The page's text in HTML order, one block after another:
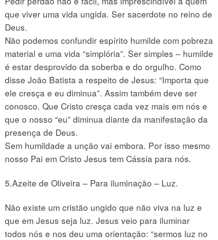
que viver uma vida ungida. Ser sacerdote no reino de
Deus.
Não podemos confundir espírito humilde com pobreza
material e uma vida “simplória”. Ser simples – humilde
é estar desprovido da soberba e do orgulho. Como
disse João Batista a respeito de Jesus: “Importa que
ele cresça e eu diminua”. Assim também deve ser
conosco. Que Cristo cresça cada vez mais em nós e
que o nosso “eu” diminua diante da manifestação da
presença de Deus.
Sem humildade a unção vai embora. Por isso mesmo
nosso Pai em Cristo Jesus tem Cássia para nós.
5.Azeite de Oliveira – Para iluminação – Luz.
Não existe um cristão ungido que não viva na luz e
que em Jesus seja luz. Jesus veio para iluminar
todos nós e nos deu uma orientação: “sermos luz no